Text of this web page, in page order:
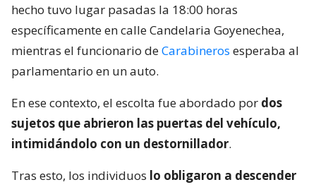
hecho tuvo lugar pasadas la 18:00 horas
específicamente en calle Candelaria Goyenechea,
mientras el funcionario deCarabineros esperaba al
parlamentario en un auto.
En ese contexto, el escolta fue abordado por dos
sujetos que abrieron las puertas del vehículo,
intimidándolo con un destornillador.
Tras esto, los individuos lo obligaron a descender